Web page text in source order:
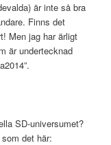
är inte så bra
Finns det
Men jag har ärligt
är undertecknad
SD-universumet?
det här: